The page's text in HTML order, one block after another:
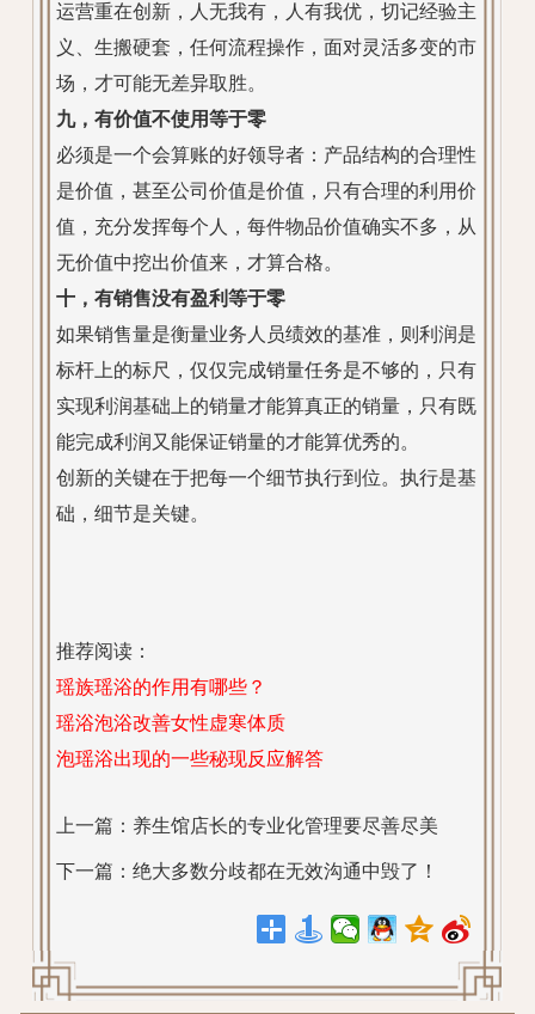
运营重在创新，人无我有，人有我优，切记经验主
义、生搬硬套，任何流程操作，面对灵活多变的市
场，才可能无差异取胜。
九，有价值不使用等于零
必须是一个会算账的好领导者：产品结构的合理性
是价值，甚至公司价值是价值，只有合理的利用价
值，充分发挥每个人，每件物品价值确实不多，从
无价值中挖出价值来，才算合格。
十，有销售没有盈利等于零
如果销售量是衡量业务人员绩效的基准，则利润是
标杆上的标尺，仅仅完成销量任务是不够的，只有
实现利润基础上的销量才能算真正的销量，只有既
能完成利润又能保证销量的才能算优秀的。
创新的关键在于把每一个细节执行到位。执行是基
础，细节是关键。
推荐阅读：
瑶族瑶浴的作用有哪些？
瑶浴泡浴改善女性虚寒体质
泡瑶浴出现的一些秘现反应解答
上一篇： 养生馆店长的专业化管理要尽善尽美
下一篇：绝大多数分歧都在无效沟通中毁了！